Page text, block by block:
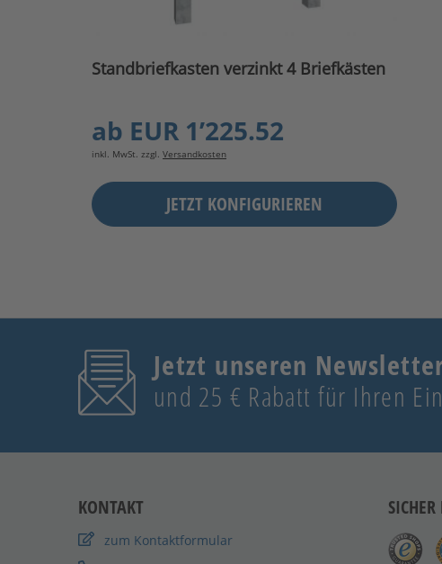
Standbriefkasten verzinkt 4 Briefkästen
ab EUR 1’225.52
inkl. MwSt. zzgl. Versandkosten
JETZT KONFIGURIEREN
Jetzt unseren
und 25 € Rabatt für Ihren
KONTAKT
zum Kontaktformular